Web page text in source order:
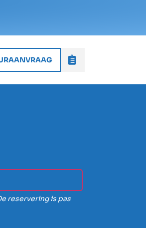
reservering is pas